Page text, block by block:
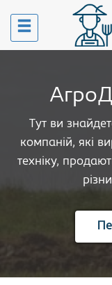
Тут ви
компаній, які
техніку,